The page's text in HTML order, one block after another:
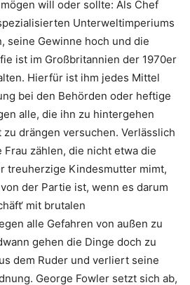
will oder sollte: Als Chef
Unterweltimperiums
seine Gewinne hoch und die
ist im Großbritannien der 1970er
Hierfür ist ihm jedes Mittel
bei den Behörden oder heftige
alle, die ihn zu hintergehen
drängen versuchen. Verlässlich
Frau zählen, die nicht etwa die
treuherzige Kindesmutter mimt,
der Partie ist, wenn es darum
mit brutalen
alle Gefahren von außen zu
gehen die Dinge doch zu
dem Ruder und verliert seine
George Fowler setzt sich ab,